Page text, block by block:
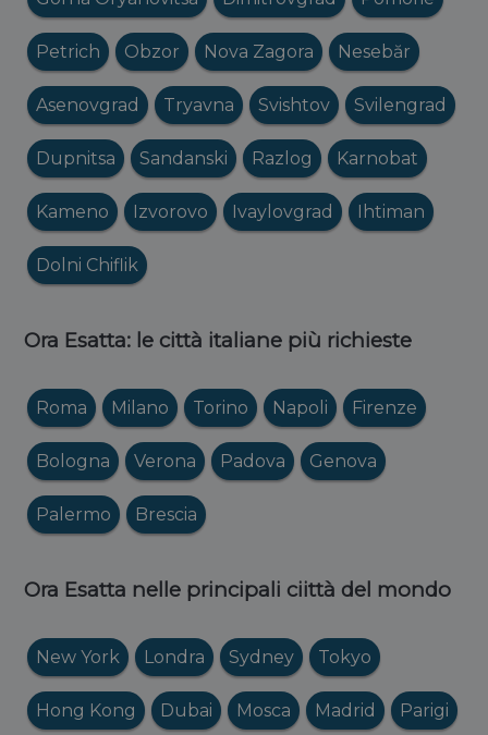
Petrich Obzor Nova Zagora Nesebăr
Asenovgrad Tryavna Svishtov Svilengrad
Dupnitsa Sandanski Razlog Karnobat
Kameno Izvorovo Ivaylovgrad Ihtiman
Dolni Chiflik
Ora Esatta: le città italiane più richieste
Roma Milano Torino Napoli Firenze
Bologna Verona Padova Genova
Palermo Brescia
Ora Esatta nelle principali ciittà del mondo
New York Londra Sydney Tokyo
Hong Kong Dubai Mosca Madrid Parigi